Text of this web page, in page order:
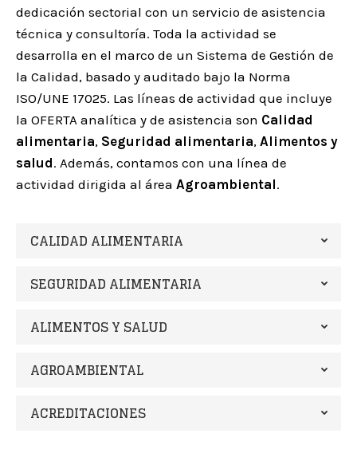
dedicación sectorial con un servicio de asistencia
técnica y consultoría. Toda la actividad se
desarrolla en el marco de un Sistema de Gestión de
la Calidad, basado y auditado bajo la Norma
ISO/UNE 17025. Las líneas de actividad que incluye
la OFERTA analítica y de asistencia son Calidad
alimentaria, Seguridad alimentaria, Alimentos y
salud. Además, contamos con una línea de
actividad dirigida al área Agroambiental.
CALIDAD ALIMENTARIA
SEGURIDAD ALIMENTARIA
ALIMENTOS Y SALUD
AGROAMBIENTAL
ACREDITACIONES